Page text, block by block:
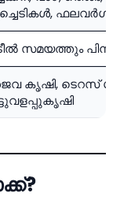
സമയത്തും
കൃഷി, ടെറസ്